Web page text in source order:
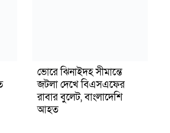
ভোরে ঝিনাইদহ সীমান্তে
জটলা দেখে বিএসএফের
রাবার বুলেট, বাংলাদেশি
আহত